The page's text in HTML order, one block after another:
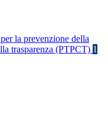
la prevenzione della
trasparenza (PTPCT) 1